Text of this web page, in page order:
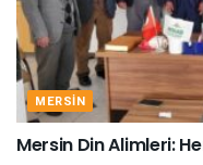
MERSIN
Mersin Din Alimleri: